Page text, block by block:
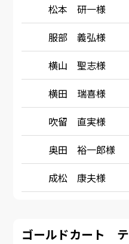
松本 研一様
服部 義弘様
横山 聖志様
横田 瑞喜様
吹留 直実様
奥田 裕一郎様
成松 康夫様
ゴールドカート